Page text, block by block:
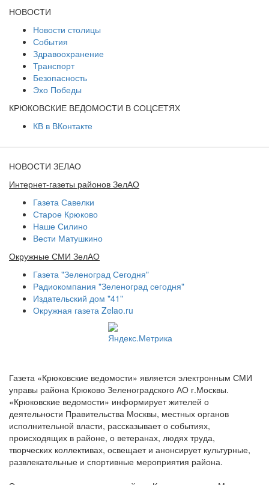
НОВОСТИ
Новости столицы
События
Здравоохранение
Транспорт
Безопасность
Эхо Победы
КРЮКОВСКИЕ ВЕДОМОСТИ В СОЦСЕТЯХ
КВ в ВКонтакте
НОВОСТИ ЗЕЛАО
Интернет-газеты районов ЗелАО
Газета Савелки
Старое Крюково
Наше Силино
Вести Матушкино
Окружные СМИ ЗелАО
Газета "Зеленоград Сегодня"
Радиокомпания "Зеленоград сегодня"
Издательский дом "41"
Окружная газета Zelao.ru
Газета «Крюковские ведомости» является электронным СМИ
управы района Крюково Зеленоградского АО г.Москвы.
«Крюковские ведомости» информирует жителей о
деятельности Правительства Москвы, местных органов
исполнительной власти, рассказывает о событиях,
происходящих в районе, о ветеранах, людях труда,
творческих коллективах, освещает и анонсирует культурные,
развлекательные и спортивные мероприятия района.